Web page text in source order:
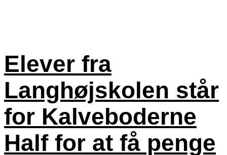
Elever fra
Langhøjskolen står
for Kalveboderne
Half for at få penge